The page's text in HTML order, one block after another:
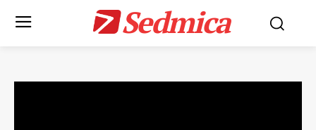
Sedmica